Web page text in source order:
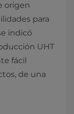
origen
para
indicó
UHT
fácil
de una